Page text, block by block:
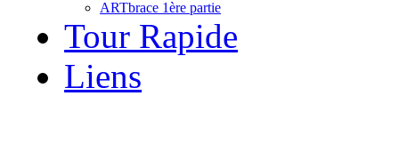
ARTbrace 1ère partie
Tour Rapide
Liens